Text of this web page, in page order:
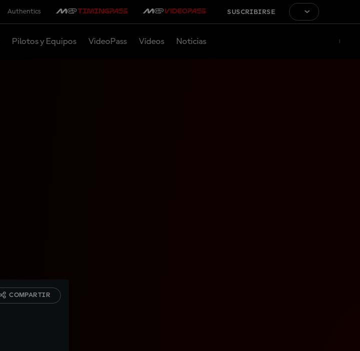
Authentics SUSCRIBIRSE
Pilotos y Equipos VideoPass Vídeos Noticias
COMPARTIR